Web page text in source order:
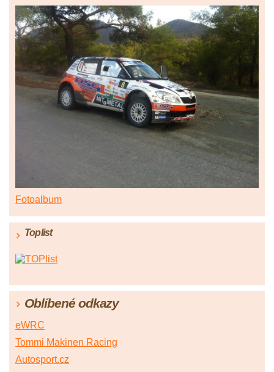
Fotoalbum
Toplist
Oblíbené odkazy
eWRC
Tommi Makinen Racing
Autosport.cz